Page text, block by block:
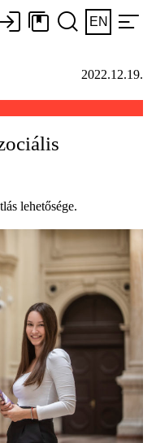
EN
2022.12.19.
lehetősége.